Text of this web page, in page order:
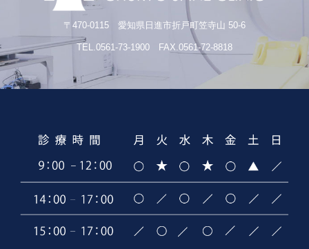
〒470-0115 愛知県日進市折戸町笠寺山 50-6
TEL.0561-73-1900 FAX.0561-72-8818